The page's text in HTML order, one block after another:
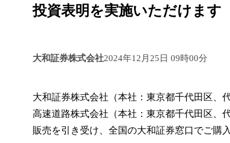
投資表明を実施いただけます
大和証券株式会社2024年12月25日 09時00分
大和証券株式会社（本社：東京都千代田区
高速道路株式会社（本社：東京都千代田区
販売を引き受け、全国の大和証券窓口でご購